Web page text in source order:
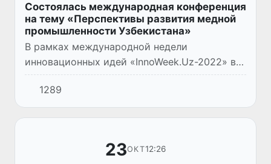
Состоялась международная конференция
на тему «Перспективы развития медной
промышленности Узбекистана»
В рамках международной недели
инновационных идей «InnoWeek.Uz-2022» в
Министерстве инновационного развития
Республики Узбекистан прошла
международная конференция на тему
1289
23ОКТ12:26